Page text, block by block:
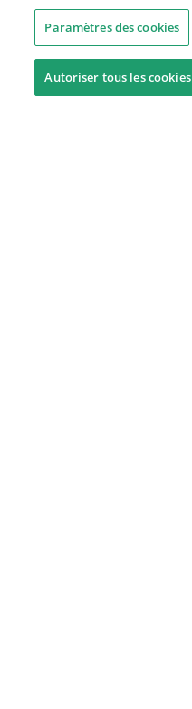
Paramètres des cookies
Autoriser tous les cookies